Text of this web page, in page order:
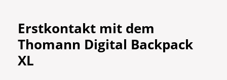
Erstkontakt mit dem
Thomann Digital Backpack
XL